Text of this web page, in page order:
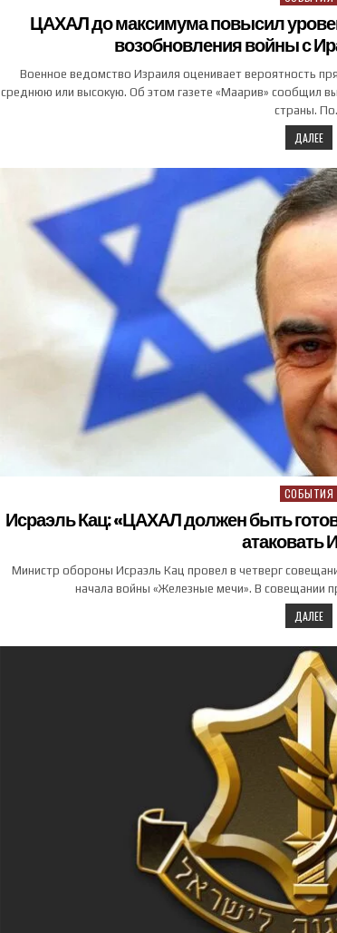
ЦАХАЛ до максимума повысил
возобновления войны с
Военное ведомство Израиля оценивает вероятность
среднюю или высокую. Об этом газете «Маарив» сообщил
страны.
ДАЛЕЕ
Posted in
СОБЫТИЯ
Исраэль Кац: «ЦАХАЛ должен быть
атаковать
Министр обороны Исраэль Кац провел в четверг
начала войны «Железные мечи». В совещании
ДАЛЕЕ